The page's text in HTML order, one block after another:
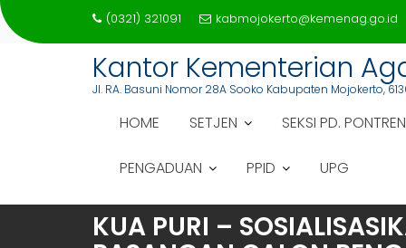
Skip
to
(0321) 321091 kabmojokerto@kemenag.go.id
Kantor Kementerian
Jl. RA. Basuni Nomor 28A Sooko Kabupaten Mojokerto,
HOME SETJEN SEKSI PD. PONTREN
PENGADUAN PPID UPG
KUA PURI –